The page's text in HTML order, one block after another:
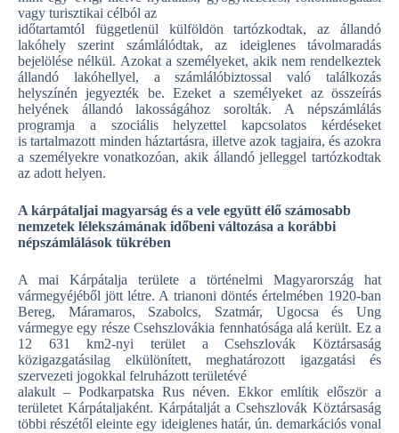
vagy turisztikai célból az
időtartamtól függetlenül külföldön tartózkodtak, az állandó
lakóhely szerint számlálódtak, az ideiglenes távolmaradás
bejelölése nélkül. Azokat a személyeket, akik nem rendelkeztek
állandó lakóhellyel, a számlálóbiztossal való találkozás
helyszínén jegyezték be. Ezeket a személyeket az összeírás
helyének állandó lakosságához sorolták. A népszámlálás
programja a szociális helyzettel kapcsolatos kérdéseket
is tartalmazott minden háztartásra, illetve azok tagjaira, és azokra
a személyekre vonatkozóan, akik állandó jelleggel tartózkodtak
az adott helyen.
A kárpátaljai magyarság és a vele együtt élő számosabb
nemzetek lélekszámának időbeni változása a korábbi
népszámlálások tükrében
A mai Kárpátalja területe a történelmi Magyarország hat
vármegyéjéből jött létre. A trianoni döntés értelmében 1920-ban
Bereg, Máramaros, Szabolcs, Szatmár, Ugocsa és Ung
vármegye egy része Csehszlovákia fennhatósága alá került. Ez a
12 631 km2-nyi terület a Csehszlovák Köztársaság
közigazgatásilag elkülönített, meghatározott igazgatási és
szervezeti jogokkal felruházott területévé
alakult – Podkarpatska Rus néven. Ekkor említik először a
területet Kárpátaljaként. Kárpátalját a Csehszlovák Köztársaság
többi részétől eleinte egy ideiglenes határ, ún. demarkációs vonal